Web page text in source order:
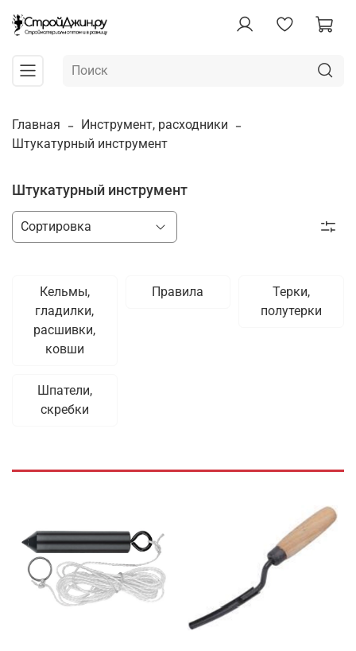
Главная
Инструмент, расходники
Штукатурный инструмент
Штукатурный инструмент
Кельмы,
гладилки,
расшивки,
ковши
Правила
Терки,
полутерки
Шпатели,
скребки